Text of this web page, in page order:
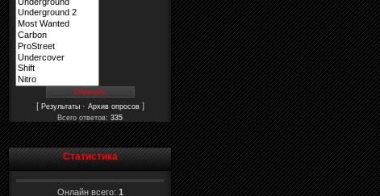
[ Результаты· Архив опросов]
Всего ответов: 335
Статистика
Онлайн всего: 1